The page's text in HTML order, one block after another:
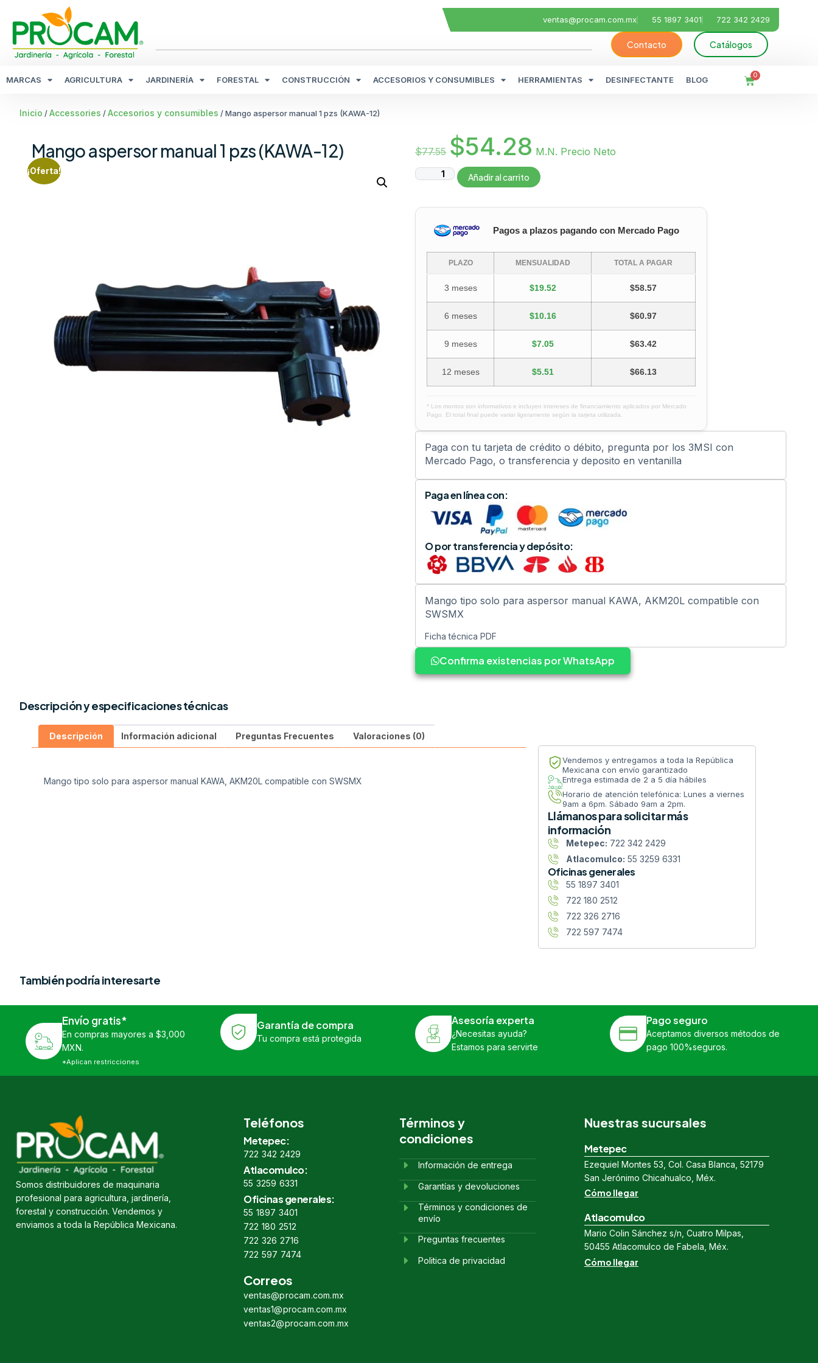
ventas@procam.com.mx 55 1897 3401 722 342 2429
Contacto Catálogos
MARCAS AGRICULTURA JARDINERÍA FORESTAL CONSTRUCCIÓN ACCESORIOS Y CONSUMIBLES HERRAMIENTAS DESINFECTANTE BLOG 0
Inicio /Accessories /Accesorios y consumibles / Mango aspersor manual 1 pzs (KAWA-12)
Mango aspersor manual 1 pzs (KAWA-12)
¡Oferta!
$77.55 $54.28 M.N. Precio Neto
Añadir al carrito
Pagos a plazos pagando con Mercado Pago
PLAZO MENSUALIDAD TOTAL A PAGAR
3 meses $19.52 $58.57
6 meses $10.16 $60.97
9 meses $7.05 $63.42
12 meses $5.51 $66.13
* Los montos son informativos e incluyen intereses de financiamiento aplicados por Mercado
Pago. El total final puede variar ligeramente según la tarjeta utilizada.
Paga con tu tarjeta de crédito o débito, pregunta por los 3MSI con
Mercado Pago, o transferencia y deposito en ventanilla
Paga en línea con:
O por transferencia y depósito:
Mango tipo solo para aspersor manual KAWA, AKM20L compatible con
SWSMX
Ficha técnica PDF
Confirma existencias por WhatsApp
Descripción y especificaciones técnicas
Descripción Información adicional Preguntas Frecuentes Valoraciones (0)
Mango tipo solo para aspersor manual KAWA, AKM20L compatible con SWSMX
Vendemos y entregamos a toda la República
Mexicana con envío garantizado
Entrega estimada de 2 a 5 día hábiles
Horario de atención telefónica: Lunes a viernes
9am a 6pm. Sábado 9am a 2pm.
Llámanos para solicitar más
información
Metepec: 722 342 2429
Atlacomulco: 55 3259 6331
Oficinas generales
55 1897 3401
722 180 2512
722 326 2716
722 597 7474
También podría interesarte
Envío gratis*
En compras mayores a $3,000
MXN.
*Aplican restricciones
Garantía de compra
Tu compra está protegida
Asesoría experta
¿Necesitas ayuda?
Estamos para servirte
Pago seguro
Aceptamos diversos métodos de
pago 100%seguros.
Somos distribuidores de maquinaria
profesional para agricultura, jardinería,
forestal y construcción. Vendemos y
enviamos a toda la República Mexicana.
Teléfonos
Metepec:
722 342 2429
Atlacomulco:
55 3259 6331
Oficinas generales:
55 1897 3401
722 180 2512
722 326 2716
722 597 7474
Correos
ventas@procam.com.mx
ventas1@procam.com.mx
ventas2@procam.com.mx
Términos y
condiciones
Información de entrega
Garantías y devoluciones
Términos y condiciones de
envío
Preguntas frecuentes
Politica de privacidad
Nuestras sucursales
Metepec
Ezequiel Montes 53, Col. Casa Blanca, 52179
San Jerónimo Chicahualco, Méx.
Cómo llegar
Atlacomulco
Mario Colin Sánchez s/n, Cuatro Milpas,
50455 Atlacomulco de Fabela, Méx.
Cómo llegar